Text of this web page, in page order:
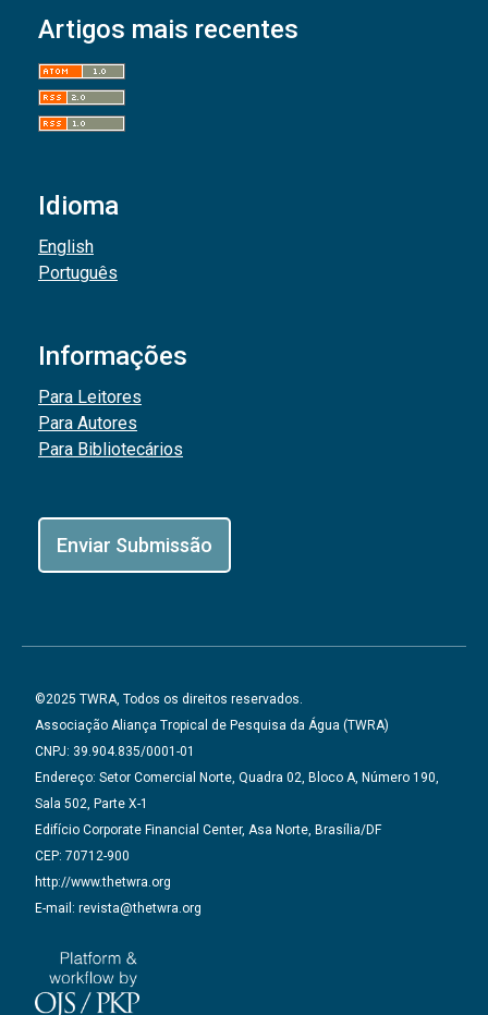
Artigos mais recentes
Idioma
English
Português
Informações
Para Leitores
Para Autores
Para Bibliotecários
Enviar Submissão
©2025 TWRA, Todos os direitos reservados.
Associação Aliança Tropical de Pesquisa da Água (TWRA)
CNPJ: 39.904.835/0001-01
Endereço: Setor Comercial Norte, Quadra 02, Bloco A, Número 190,
Sala 502, Parte X-1
Edifício Corporate Financial Center, Asa Norte, Brasília/DF
CEP: 70712-900
http://www.thetwra.org
E-mail: revista@thetwra.org